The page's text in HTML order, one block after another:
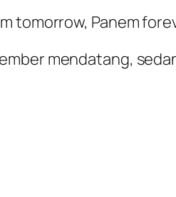
tomorrow, Panem
mendatang,